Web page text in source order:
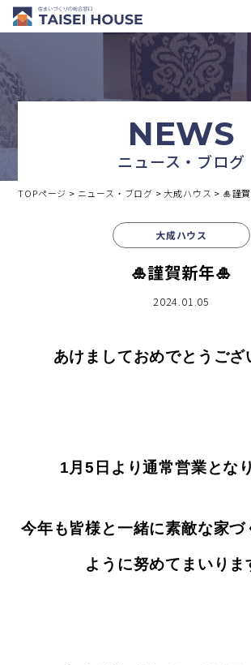
NEWS
ニュース・ブログ
TOPページ > ニュース・ブログ > 大成ハウス > 🎍謹
大成ハウス
🎍謹賀新年🎍
2024.01.05
あけましておめでとうござ
1月5日より通常営業とな
今年も皆様と一緒に素敵な家づ
ように努めてまいりま